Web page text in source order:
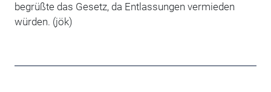
begrüßte das Gesetz, da Entlassungen vermieden
würden. (jök)